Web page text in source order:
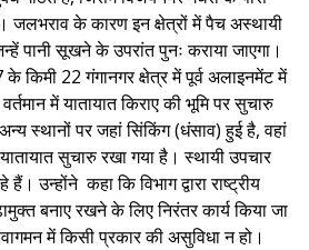
जलभराव के कारण इन क्षेत्रों में पैच अस्थायी
पानी सूखने के उपरांत पुनः कराया जाएगा।
के किमी 22 गंगानगर क्षेत्र में पूर्व अलाइनमेंट में
वर्तमान में यातायात किराए की भूमि पर सुचारु
स्थानों पर जहां सिंकिंग (धंसाव) हुई है, वहां
सुचारु रखा गया है। स्थायी उपचार
उन्होंने कहा कि विभाग द्वारा राष्ट्रीय
बनाए रखने के लिए निरंतर कार्य किया जा
में किसी प्रकार की असुविधा न हो।